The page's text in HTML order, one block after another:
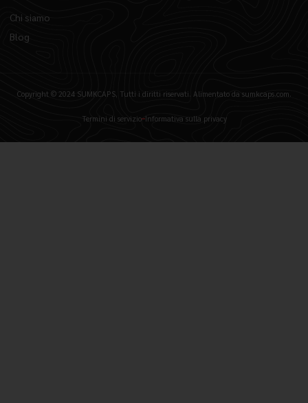
Chi siamo
Blog
Copyright © 2024 SUMKCAPS, Tutti i diritti riservati. Alimentato da sumkcaps.com.
Termini di servizio Informativa sulla privacy